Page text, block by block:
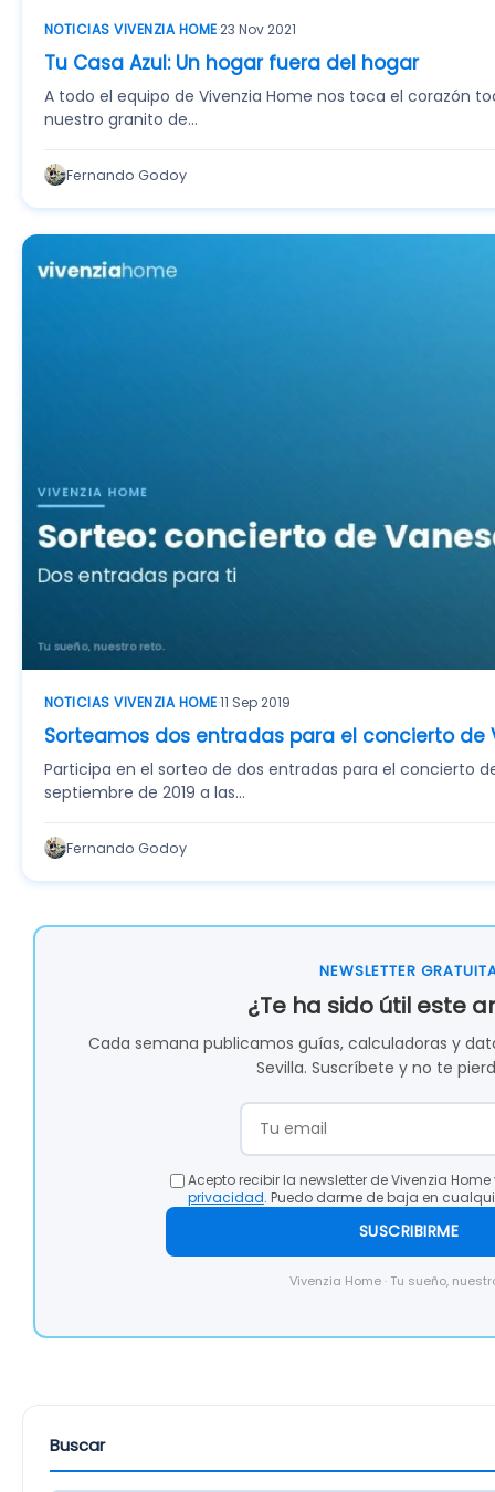
NOTICIAS VIVENZIA HOME·23 Nov 2021
Tu Casa Azul: Un hogar fuera del hogar
A todo el equipo de Vivenzia Home nos toca el corazón
nuestro granito de…
Fernando Godoy
NOTICIAS VIVENZIA HOME·11 Sep 2019
Sorteamos dos entradas para el concierto de
Participa en el sorteo de dos entradas para el concierto
septiembre de 2019 a las…
Fernando Godoy
NEWSLETTER
¿Te ha sido útil este
Cada semana publicamos guías, calculadoras y
Sevilla. Suscríbete y no te
Acepto recibir la newsletter de Vivenzia
privacidad. Puedo darme de baja en
SUSCRIBIRME
Vivenzia Home · Tu sueño,
Buscar